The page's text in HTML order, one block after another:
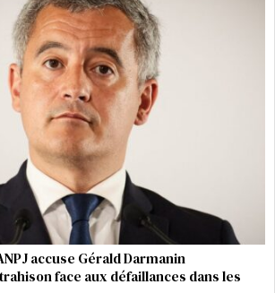
accuse Gérald Darmanin
face aux défaillances dans les